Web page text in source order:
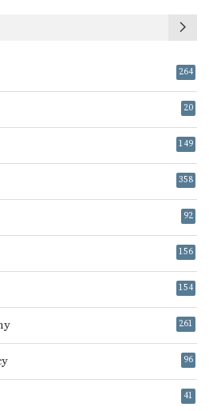
264
20
149
358
92
156
154
261
96
41